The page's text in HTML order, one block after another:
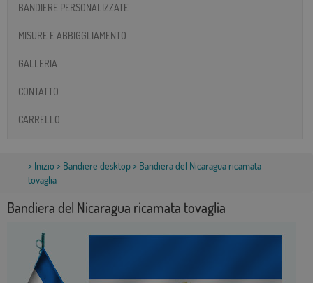
BANDIERE PERSONALIZZATE
MISURE E ABBIGGLIAMENTO
GALLERIA
CONTATTO
CARRELLO
> Inizio > Bandiere desktop> Bandiera del Nicaragua ricamata
tovaglia
Bandiera del Nicaragua ricamata tovaglia